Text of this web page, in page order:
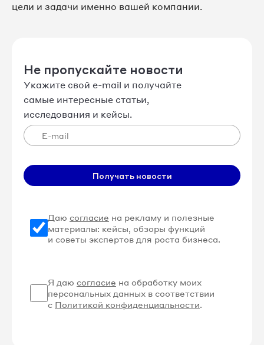
цели и задачи именно вашей компании.
Не пропускайте новости
Укажите свой e-mail и получайте
самые интересные статьи,
исследования и кейсы.
Получать новости
Даю согласие на рекламу и полезные
материалы: кейсы, обзоры функций
и советы экспертов для роста бизнеса.
Я даю согласие на обработку моих
персональных данных в соответствии
с Политикой конфиденциальности.